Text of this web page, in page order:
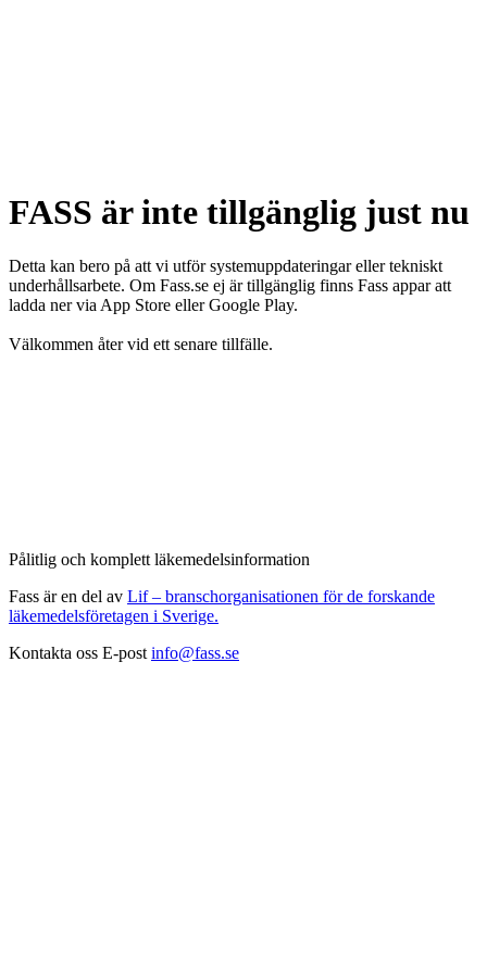
FASS är inte tillgänglig just nu
Detta kan bero på att vi utför systemuppdateringar eller tekniskt
underhållsarbete. Om Fass.se ej är tillgänglig finns Fass appar att
ladda ner via App Store eller Google Play.
Välkommen åter vid ett senare tillfälle.
Pålitlig och komplett läkemedelsinformation
Fass är en del av Lif – branschorganisationen för de forskande
läkemedelsföretagen i Sverige.
Kontakta oss E-post info@fass.se